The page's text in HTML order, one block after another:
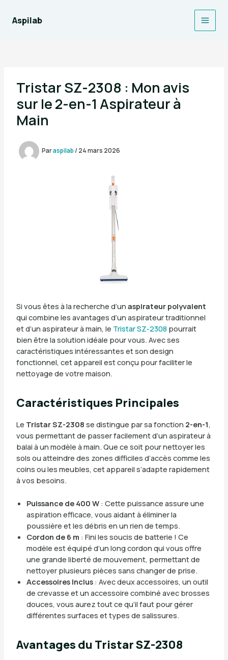
contenu
Aspilab
Main
Tristar SZ-2308 : Mon avis
sur le 2-en-1 Aspirateur à
Main
Paraspilab/ 24 mars 2026
Si vous êtes à la recherche d’un aspirateur polyvalent
qui combine les avantages d’un aspirateur traditionnel
et d’un aspirateur à main, le Tristar SZ-2308 pourrait
bien être la solution idéale pour vous. Avec ses
caractéristiques intéressantes et son design
fonctionnel, cet appareil est conçu pour faciliter le
nettoyage de votre maison.
Caractéristiques Principales
Le Tristar SZ-2308 se distingue par sa fonction 2-en-1,
vous permettant de passer facilement d’un aspirateur à
balai à un modèle à main. Que ce soit pour nettoyer les
sols ou atteindre des zones difficiles d’accès comme les
coins ou les meubles, cet appareil s’adapte rapidement
à vos besoins.
Puissance de 400 W: Cette puissance assure une
aspiration efficace, vous aidant à éliminer la
poussière et les débris en un rien de temps.
Cordon de 6 m : Fini les soucis de batterie ! Ce
modèle est équipé d’un long cordon qui vous offre
une grande liberté de mouvement, permettant de
nettoyer plusieurs pièces sans changer de prise.
Accessoires Inclus: Avec deux accessoires, un outil
de crevasse et un accessoire combiné avec brosses
douces, vous aurez tout ce qu’il faut pour gérer
différentes surfaces et types de salissures.
Avantages du Tristar SZ-2308